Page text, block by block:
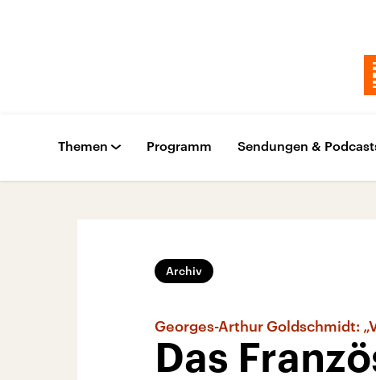
Themen Programm Sendungen &
Archiv
Georges-Arthur Goldschmidt:
Das